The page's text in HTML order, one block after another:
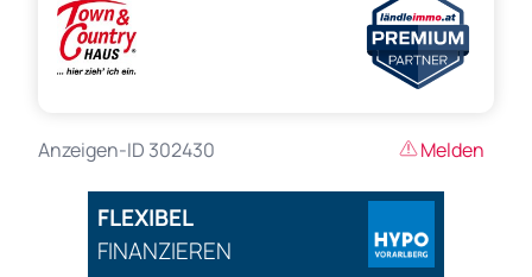
Anzeigen-ID 302430 Melden
FLEXIBEL
FINANZIEREN